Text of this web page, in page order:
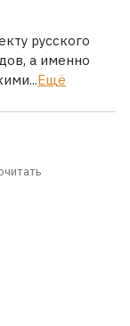
русского
а именно
Ещё